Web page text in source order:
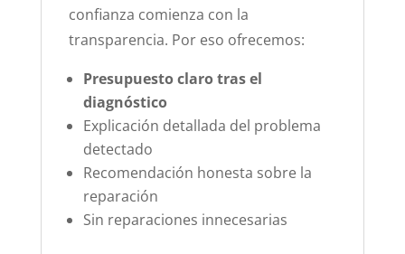
confianza comienza con la
transparencia. Por eso ofrecemos:
Presupuesto claro tras el
diagnóstico
Explicación detallada del problema
detectado
Recomendación honesta sobre la
reparación
Sin reparaciones innecesarias